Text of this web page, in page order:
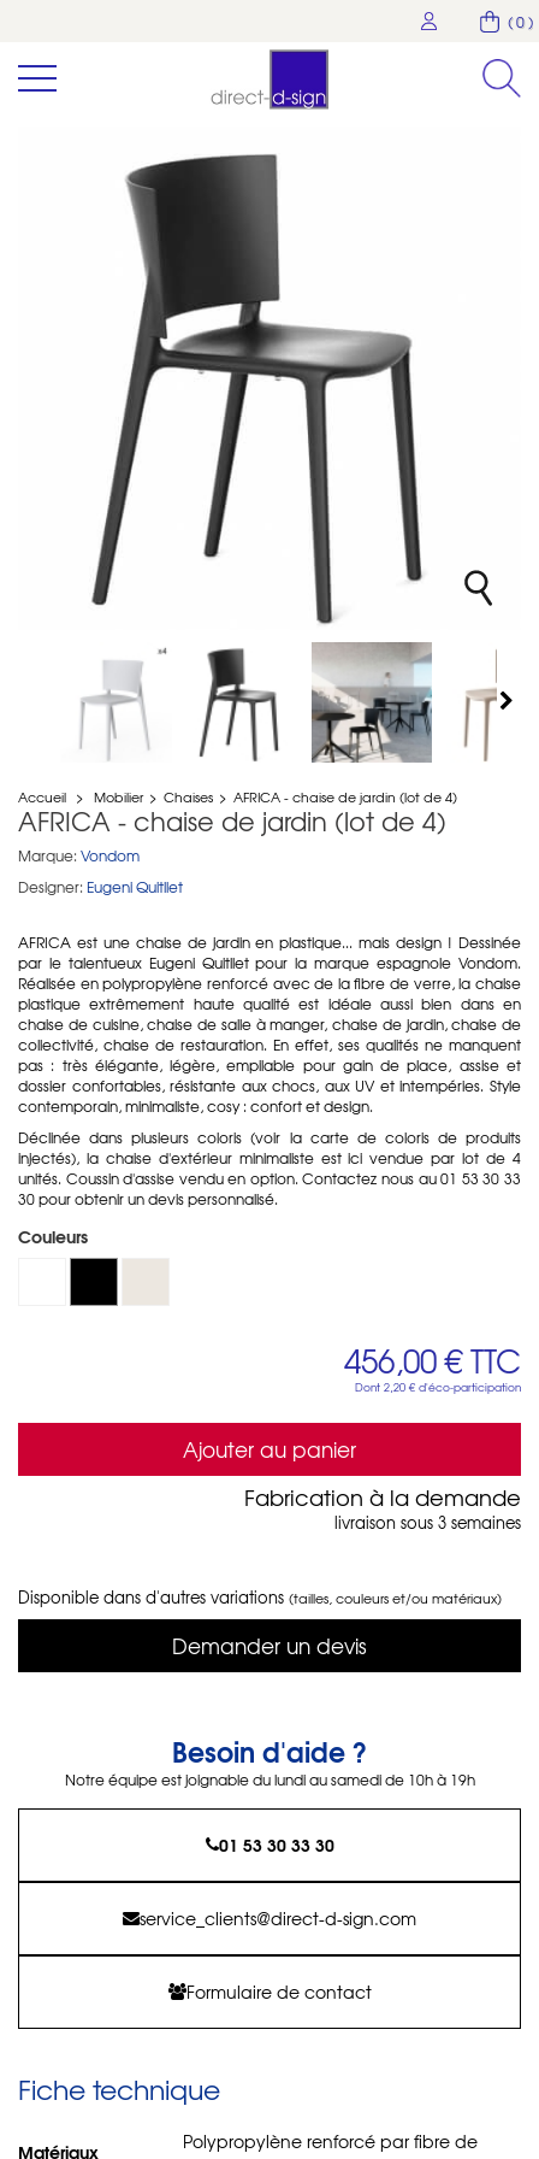
( 0 )
Accueil > Mobilier > Chaises > AFRICA - chaise de jardin (lot de 4)
AFRICA - chaise de jardin (lot de 4)
Marque: Vondom
Designer: Eugeni Quitllet
AFRICA est une chaise de jardin en plastique... mais design ! Dessinée
par le talentueux Eugeni Quitllet pour la marque espagnole Vondom.
Réalisée en polypropylène renforcé avec de la fibre de verre, la chaise
plastique extrêmement haute qualité est idéale aussi bien dans en
chaise de cuisine, chaise de salle à manger, chaise de jardin, chaise de
collectivité, chaise de restauration. En effet, ses qualités ne manquent
pas : très élégante, légère, empilable pour gain de place, assise et
dossier confortables, résistante aux chocs, aux UV et intempéries. Style
contemporain, minimaliste, cosy : confort et design.
Déclinée dans plusieurs coloris (voir la carte de coloris de produits
injectés), la chaise d'extérieur minimaliste est ici vendue par lot de 4
unités. Coussin d'assise vendu en option. Contactez nous au 01 53 30 33
30 pour obtenir un devis personnalisé.
Couleurs
456,00 €TTC
Dont 2,20 € d'éco-participation
Ajouter au panier
Fabrication à la demande
livraison sous 3 semaines
Disponible dans d'autres variations (tailles, couleurs et/ou matériaux)
Demander un devis
Besoin d'aide ?
Notre équipe est joignable du lundi au samedi de 10h à 19h
01 53 30 33 30
service_clients@direct-d-sign.com
Formulaire de contact
Fiche technique
Matériaux
Polypropylène renforcé par fibre de